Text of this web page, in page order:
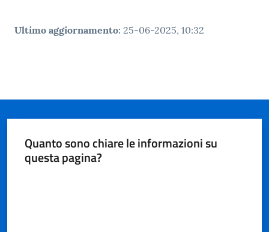
Ultimo aggiornamento: 25-06-2025, 10:32
Quanto sono chiare le informazioni su
questa pagina?